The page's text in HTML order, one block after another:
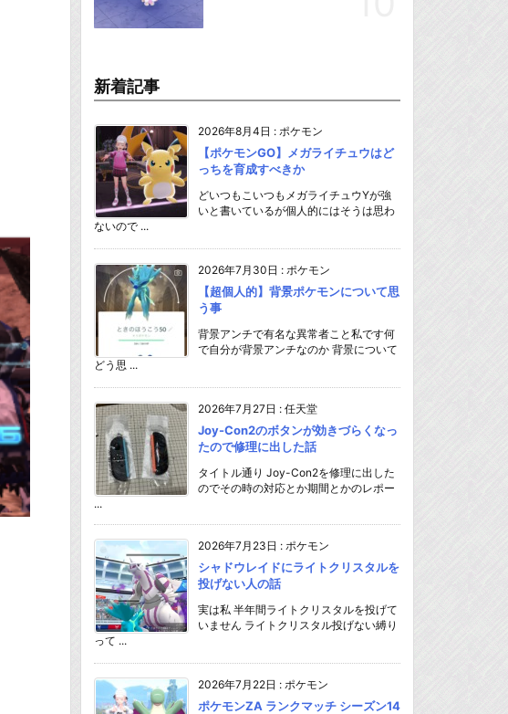
新着記事
2026年8月4日 : ポケモン
【ポケモンGO】メガライチュウはど
っちを育成すべきか
どいつもこいつもメガライチュウYが強
いと書いているが個人的にはそうは思わ
ないので ...
2026年7月30日 : ポケモン
【超個人的】背景ポケモンについて思
う事
背景アンチで有名な異常者こと私です何
で自分が背景アンチなのか 背景について
どう思 ...
2026年7月27日 : 任天堂
Joy-Con2のボタンが効きづらくなっ
たので修理に出した話
タイトル通り Joy-Con2を修理に出した
のでその時の対応とか期間とかのレポー
...
2026年7月23日 : ポケモン
シャドウレイドにライトクリスタルを
投げない人の話
実は私 半年間ライトクリスタルを投げて
いません ライトクリスタル投げない縛り
って ...
2026年7月22日 : ポケモン
ポケモンZA ランクマッチ シーズン14